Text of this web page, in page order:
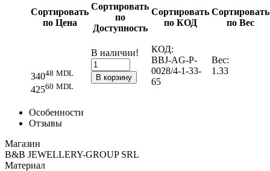
Сортировать
по Цена
Сортировать
по
Доступность
Сортировать
по КОД
Сортировать
по Вес
34048 MDL
42560 MDL
В наличии!
В корзину
КОД:
BBJ-AG-P-
0028/4-1-33-
65
Вес:
1.33
Особенности
Отзывы
Магазин
B&B JEWELLERY-GROUP SRL
Материал